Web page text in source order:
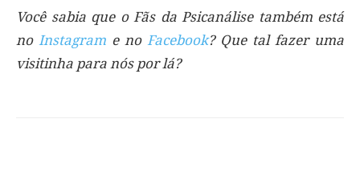
Você sabia que o Fãs da Psicanálise também está
no Instagrame no Facebook? Que tal fazer uma
visitinha para nós por lá?